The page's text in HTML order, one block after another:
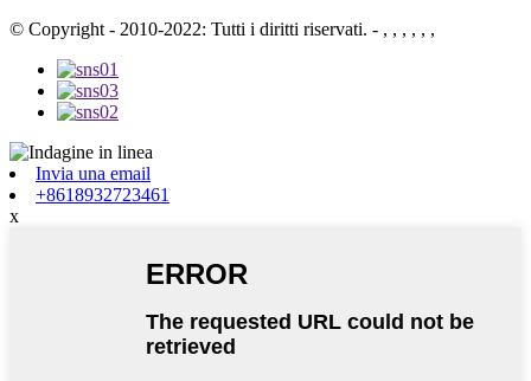
© Copyright - 2010-2022: Tutti i diritti riservati. - , , , , , ,
Invia una email
+8618932723461
x